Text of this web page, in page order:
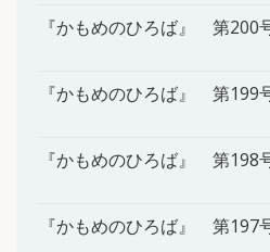
『かもめのひろば』 第200
『かもめのひろば』 第199
『かもめのひろば』 第198
『かもめのひろば』 第197